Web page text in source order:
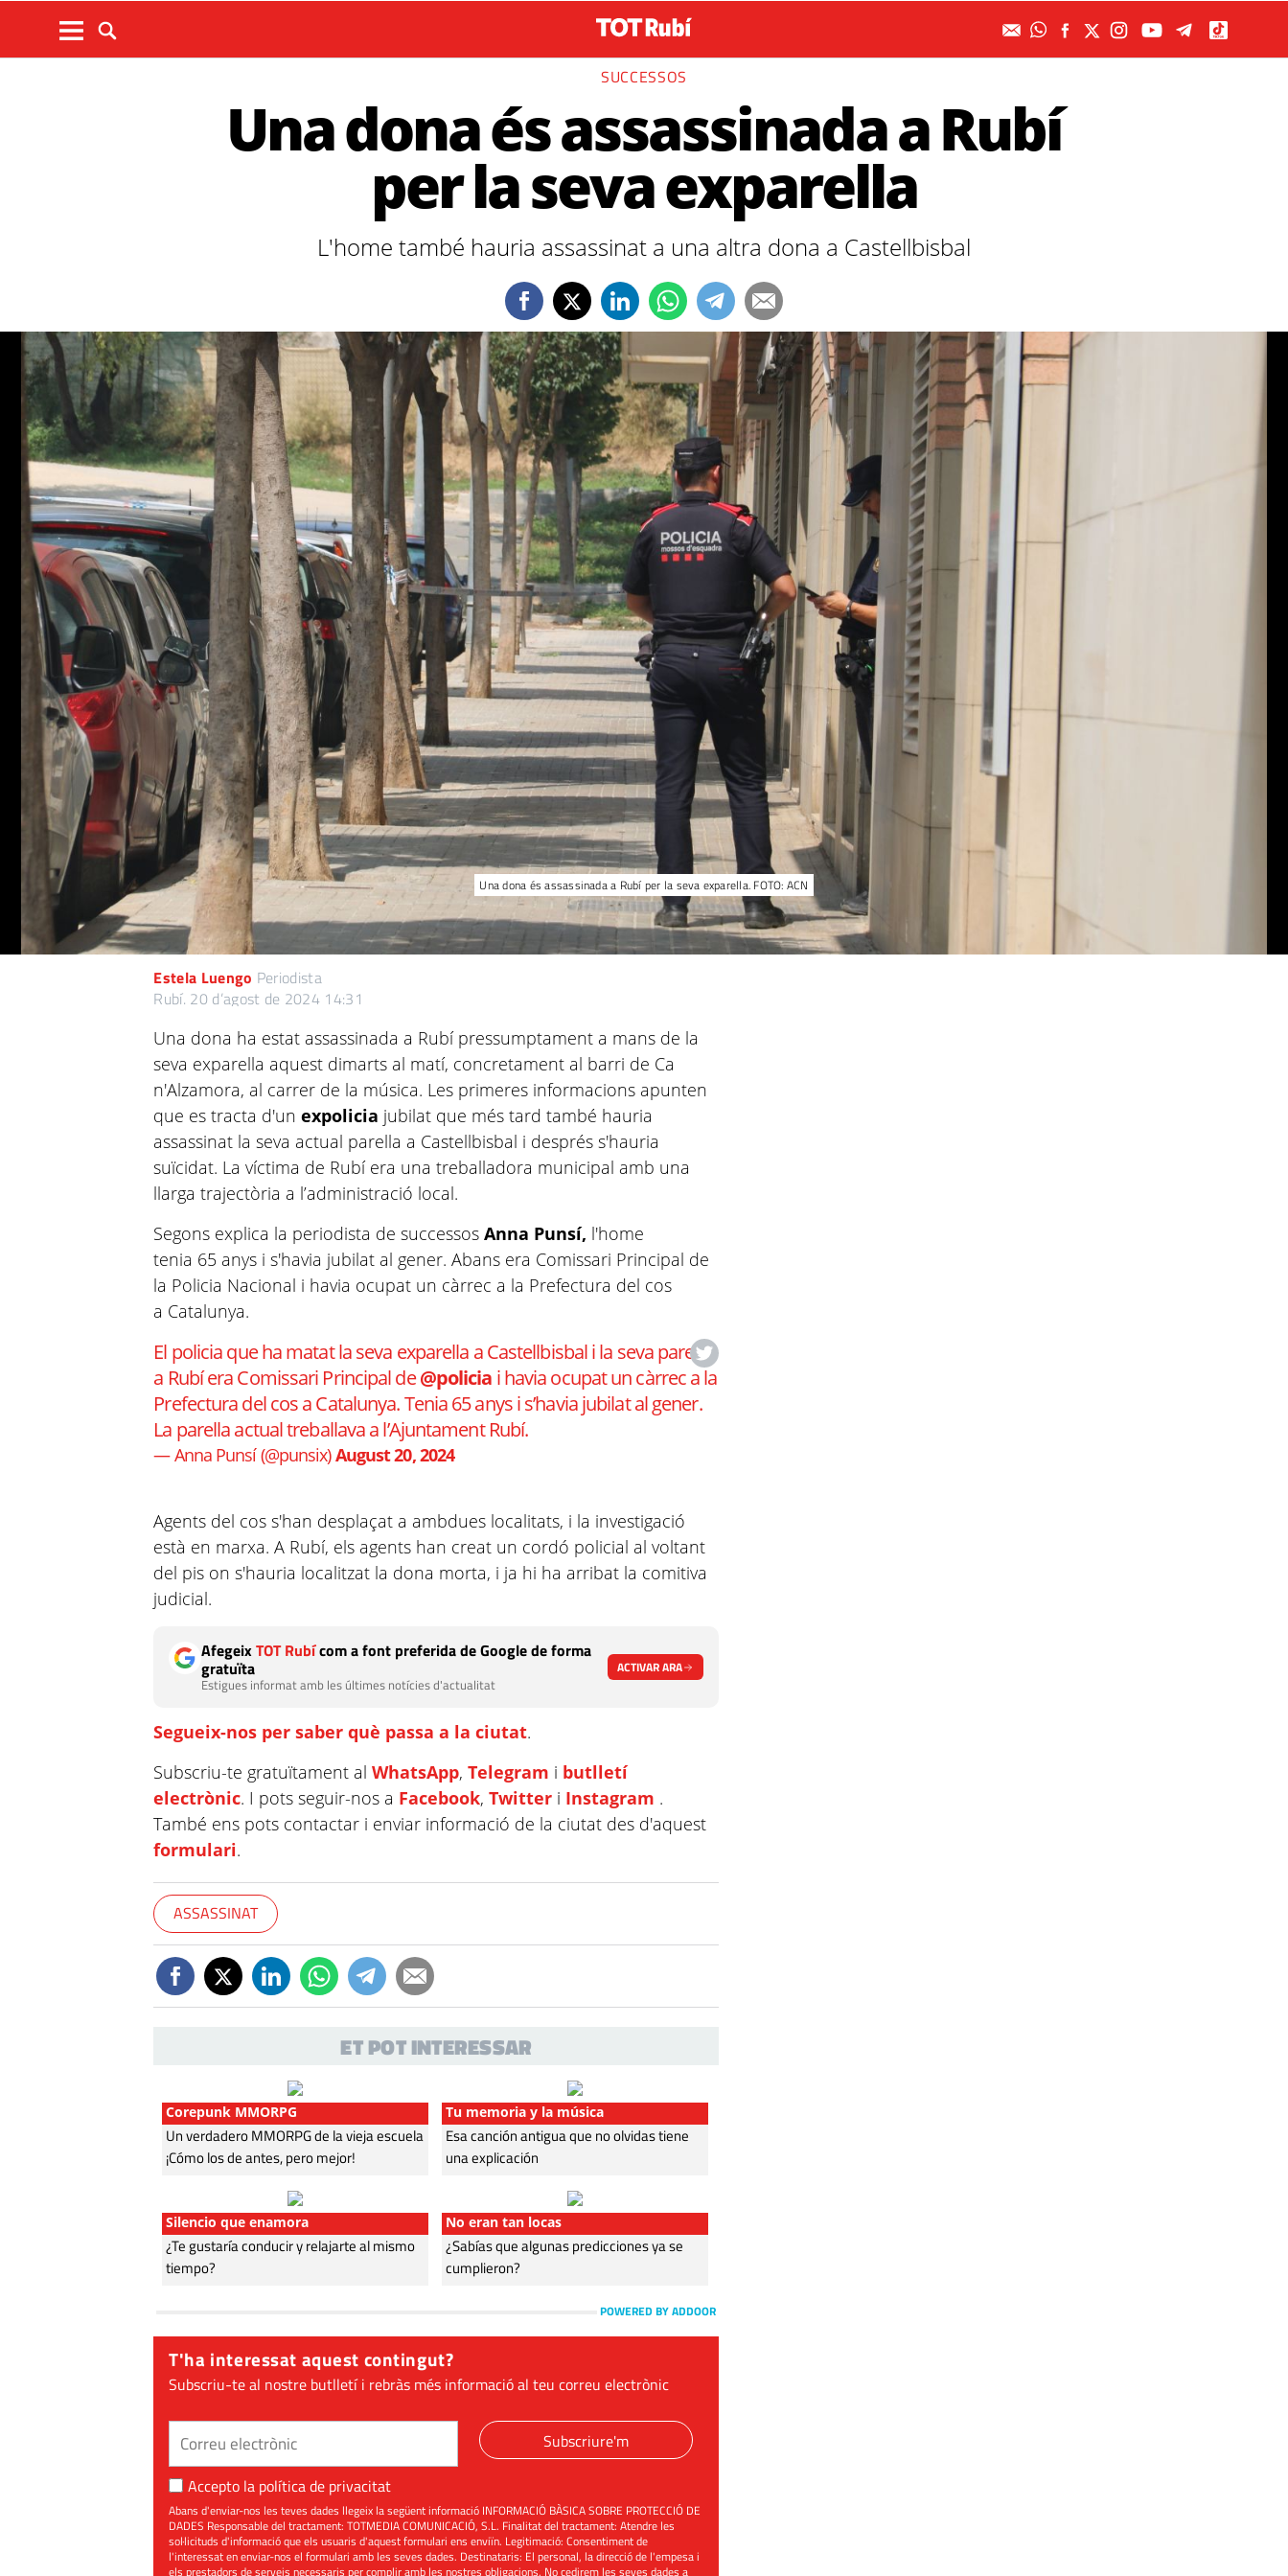
SUCCESSOS
Una dona és assassinada a Rubí
per la seva exparella
L'home també hauria assassinat a una altra dona a Castellbisbal
Una dona és assassinada a Rubí per la seva exparella. FOTO: ACN
Estela Luengo Periodista
Rubí. 20 d’agost de 2024 14:31
Una dona ha estat assassinada a Rubí pressumptament a mans de la
seva exparella aquest dimarts al matí, concretament al barri de Ca
n'Alzamora, al carrer de la música. Les primeres informacions apunten
que es tracta d'unexpolicia jubilat que més tard també hauria
assassinat la seva actual parella a Castellbisbal i després s'hauria
suïcidat. La víctima de Rubí era una treballadora municipal amb una
llarga trajectòria a l’administració local.
Segons explica la periodista de successosAnna Punsí, l'home
tenia 65 anys i s'havia jubilat al gener. Abans era Comissari Principal de
la Policia Nacional i havia ocupat un càrrec a la Prefectura del cos
a Catalunya.
El policia que ha matat la seva exparella a Castellbisbal i la seva parella
a Rubí era Comissari Principal de@policia i havia ocupat un càrrec a la
Prefectura del cos a Catalunya. Tenia 65 anys i s’havia jubilat al gener.
La parella actual treballava a l’Ajuntament Rubí.
— Anna Punsí (@punsix)August 20, 2024
Agents del cos s'han desplaçat a ambdues localitats, i la investigació
està en marxa. A Rubí, els agents han creat un cordó policial al voltant
del pis on s'hauria localitzat la dona morta, i ja hi ha arribat la comitiva
judicial.
AfegeixTOT Rubícom a font preferida de Google de forma
gratuïta
Estigues informat amb les últimes notícies d'actualitat
ACTIVAR ARA
Segueix-nos per saber què passa a la ciutat.
Subscriu-te gratuïtament alWhatsApp,Telegram i butlletí
electrònic. I pots seguir-nos a Facebook,Twitter i Instagram .
També ens pots contactar i enviar informació de la ciutat des d'aquest
formulari.
ASSASSINAT
ET POT INTERESSAR
Corepunk MMORPG
Un verdadero MMORPG de la vieja escuela
¡Cómo los de antes, pero mejor!
Tu memoria y la música
Esa canción antigua que no olvidas tiene
una explicación
Silencio que enamora
¿Te gustaría conducir y relajarte al mismo
tiempo?
No eran tan locas
¿Sabías que algunas predicciones ya se
cumplieron?
POWERED BY ADDOOR
T'ha interessat aquest contingut?
Subscriu-te al nostre butlletí i rebràs més informació al teu correu electrònic
Subscriure'm
Accepto la política de privacitat
Abans d'enviar-nos les teves dades llegeix la següent informació INFORMACIÓ BÀSICA SOBRE PROTECCIÓ DE
DADES Responsable del tractament: TOTMEDIA COMUNICACIÓ, S.L. Finalitat del tractament: Atendre les
sol·licituds d'informació que els usuaris d'aquest formulari ens enviïn. Legitimació: Consentiment de
l'interessat en enviar-nos el formulari amb les seves dades. Destinataris: El personal, la direcció de l'empesa i
els prestadors de serveis necessaris per complir amb les nostres obligacions. No cedirem les seves dades a